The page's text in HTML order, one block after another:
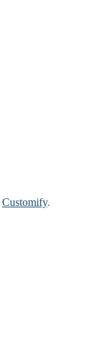
Customify.